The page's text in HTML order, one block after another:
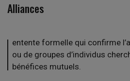
Alliances
entente formelle qui confirme
ou de groupes d’individus
bénéfices mutuels.